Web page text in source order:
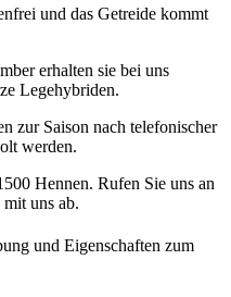
und das Getreide kommt
erhalten sie bei uns
Legehybriden.
zur Saison nach telefonischer
werden.
Hennen. Rufen Sie uns an
uns ab.
und Eigenschaften zum